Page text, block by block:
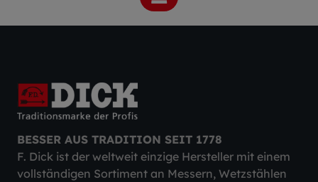
BESSER AUS TRADITION SEIT 1778
F. Dick ist der weltweit einzige Hersteller mit einem
vollständigen Sortiment an Messern, Wetzstählen